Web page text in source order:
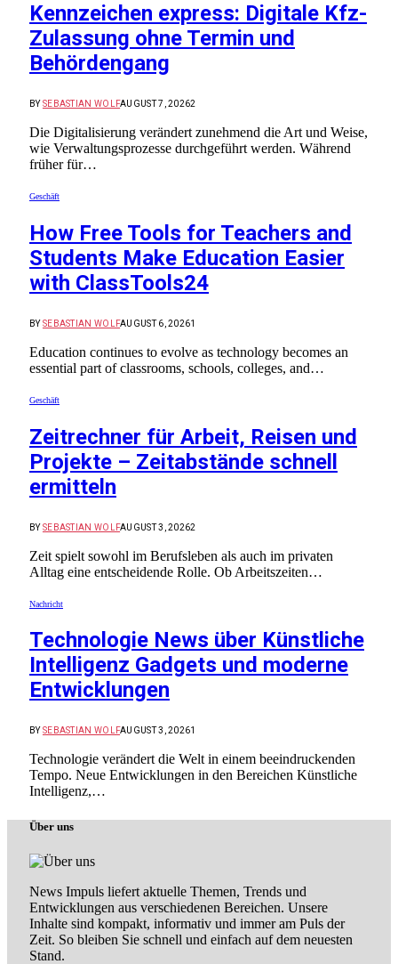
Kennzeichen express: Digitale Kfz-
Zulassung ohne Termin und
Behördengang
BY SEBASTIAN WOLFAUGUST 7, 20262
Die Digitalisierung verändert zunehmend die Art und Weise,
wie Verwaltungsprozesse durchgeführt werden. Während
früher für…
Geschäft
How Free Tools for Teachers and
Students Make Education Easier
with ClassTools24
BY SEBASTIAN WOLFAUGUST 6, 20261
Education continues to evolve as technology becomes an
essential part of classrooms, schools, colleges, and…
Geschäft
Zeitrechner für Arbeit, Reisen und
Projekte – Zeitabstände schnell
ermitteln
BY SEBASTIAN WOLFAUGUST 3, 20262
Zeit spielt sowohl im Berufsleben als auch im privaten
Alltag eine entscheidende Rolle. Ob Arbeitszeiten…
Nachricht
Technologie News über Künstliche
Intelligenz Gadgets und moderne
Entwicklungen
BY SEBASTIAN WOLFAUGUST 3, 20261
Technologie verändert die Welt in einem beeindruckenden
Tempo. Neue Entwicklungen in den Bereichen Künstliche
Intelligenz,…
Über uns
News Impuls liefert aktuelle Themen, Trends und
Entwicklungen aus verschiedenen Bereichen. Unsere
Inhalte sind kompakt, informativ und immer am Puls der
Zeit. So bleiben Sie schnell und einfach auf dem neuesten
Stand.